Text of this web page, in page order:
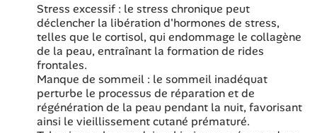
Stress excessif : le stress chronique peut
déclencher la libération d'hormones de stress,
telles que le cortisol, qui endommage le collagène
de la peau, entraînant la formation de rides
frontales.
Manque de sommeil : le sommeil inadéquat
perturbe le processus de réparation et de
régénération de la peau pendant la nuit, favorisant
ainsi le vieillissement cutané prématuré.